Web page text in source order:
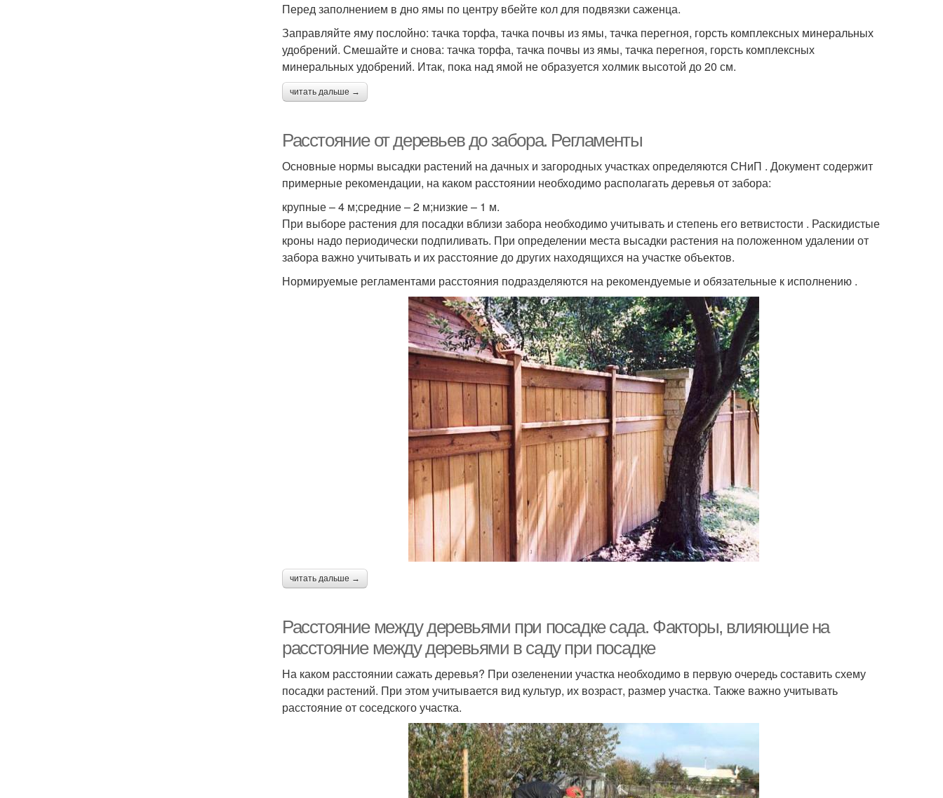
Перед заполнением в дно ямы по центру вбейте кол для подвязки саженца.
Заправляйте яму послойно: тачка торфа, тачка почвы из ямы, тачка перегноя, горсть комплексных минеральных
удобрений. Смешайте и снова: тачка торфа, тачка почвы из ямы, тачка перегноя, горсть комплексных
минеральных удобрений. Итак, пока над ямой не образуется холмик высотой до 20 см.
читать дальше →
Расстояние от деревьев до забора. Регламенты
Основные нормы высадки растений на дачных и загородных участках определяются СНиП . Документ содержит
примерные рекомендации, на каком расстоянии необходимо располагать деревья от забора:
крупные – 4 м;средние – 2 м;низкие – 1 м.
При выборе растения для посадки вблизи забора необходимо учитывать и степень его ветвистости . Раскидистые
кроны надо периодически подпиливать. При определении места высадки растения на положенном удалении от
забора важно учитывать и их расстояние до других находящихся на участке объектов.
Нормируемые регламентами расстояния подразделяются на рекомендуемые и обязательные к исполнению .
читать дальше →
Расстояние между деревьями при посадке сада. Факторы, влияющие на
расстояние между деревьями в саду при посадке
На каком расстоянии сажать деревья? При озеленении участка необходимо в первую очередь составить схему
посадки растений. При этом учитывается вид культур, их возраст, размер участка. Также важно учитывать
расстояние от соседского участка.